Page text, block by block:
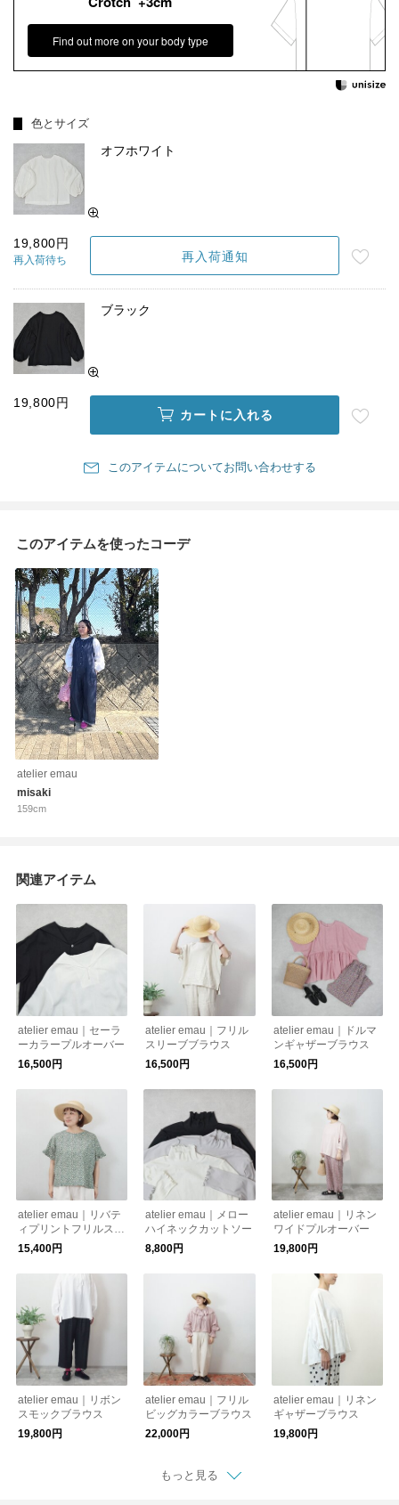
Find out more on your body type
色とサイズ
オフホワイト
19,800円
再入荷待ち 再入荷通知
ブラック
19,800円
カートに入れる
このアイテムについてお問い合わせする
このアイテムを使ったコーデ
atelier emau
misaki
159cm
関連アイテム
atelier emau｜セーラ
ーカラープルオーバー
16,500円
atelier emau｜フリル
スリーブブラウス
16,500円
atelier emau｜ドルマ
ンギャザーブラウス
16,500円
atelier emau｜リバテ
ィプリントフリルスリ
ーブブラウス
15,400円
atelier emau｜メロー
ハイネックカットソー
8,800円
atelier emau｜リネン
ワイドプルオーバー
19,800円
atelier emau｜リボン
スモックブラウス
19,800円
atelier emau｜フリル
ビッグカラーブラウス
22,000円
atelier emau｜リネン
ギャザーブラウス
19,800円
もっと見る